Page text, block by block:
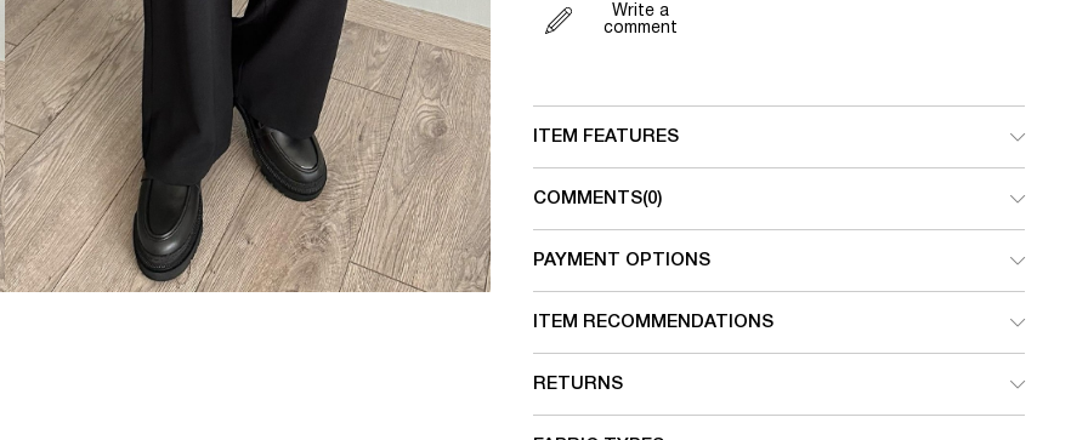
Write a
comment
ITEM FEATURES
COMMENTS(0)
PAYMENT OPTIONS
ITEM RECOMMENDATIONS
RETURNS